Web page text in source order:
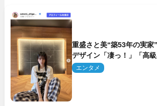
重盛さと美“築53年の実家
デザイン「凄っ！」「高級
エンタメ